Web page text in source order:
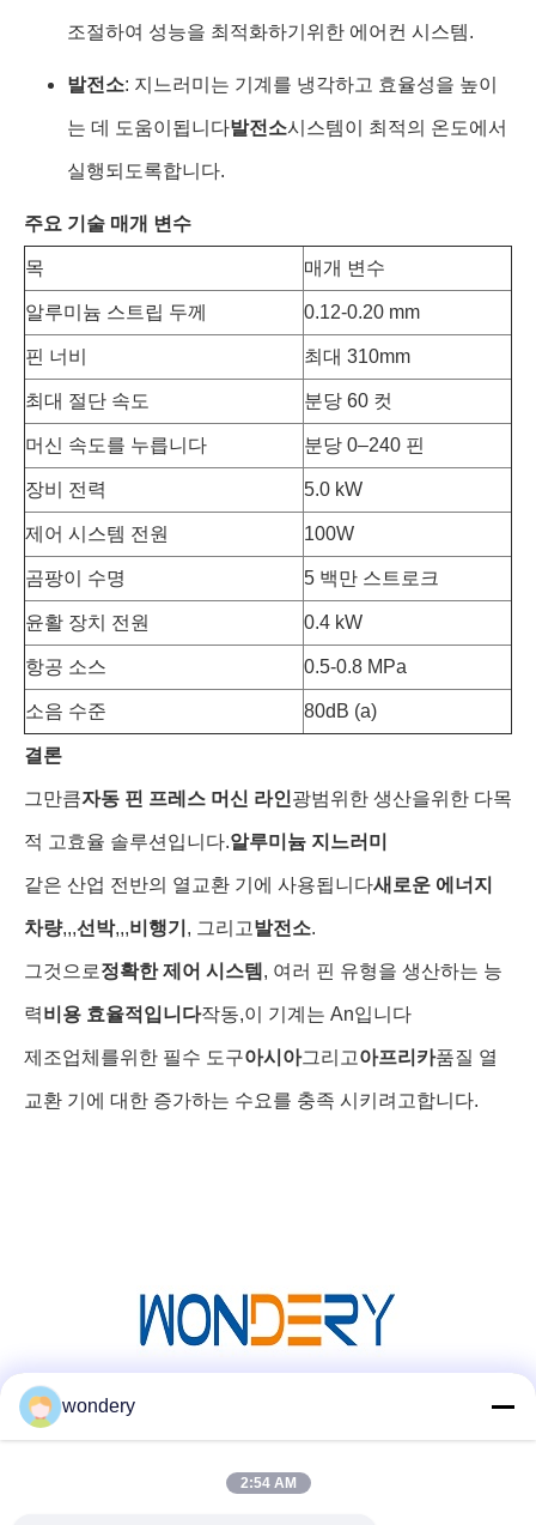
조절하여 성능을 최적화하기위한 에어컨 시스템.
발전소: 지느러미는 기계를 냉각하고 효율성을 높이
는 데 도움이됩니다발전소시스템이 최적의 온도에서
실행되도록합니다.
주요 기술 매개 변수
목 매개 변수
알루미늄 스트립 두께 0.12-0.20 mm
핀 너비 최대 310mm
최대 절단 속도 분당 60 컷
머신 속도를 누릅니다 분당 0–240 핀
장비 전력 5.0 kW
제어 시스템 전원 100W
곰팡이 수명 5 백만 스트로크
윤활 장치 전원 0.4 kW
항공 소스 0.5-0.8 MPa
소음 수준 80dB (a)
결론
그만큼자동 핀 프레스 머신 라인광범위한 생산을위한 다목
적 고효율 솔루션입니다.알루미늄 지느러미
같은 산업 전반의 열교환 기에 사용됩니다새로운 에너지
차량,,,선박,,,비행기 , 그리고발전소.
그것으로정확한 제어 시스템 , 여러 핀 유형을 생산하는 능
력비용 효율적입니다작동,이 기계는 An입니다
제조업체를위한 필수 도구아시아그리고아프리카품질 열
교환 기에 대한 증가하는 수요를 충족 시키려고합니다.
wondery
2:54 AM